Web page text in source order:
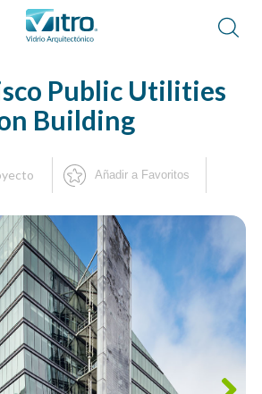
Public Utilities
Building
Añadir a Favoritos